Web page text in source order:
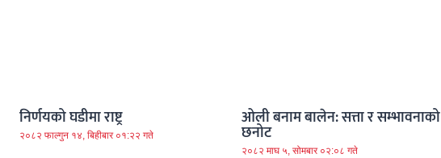
निर्णयको घडीमा राष्ट्र
२०८२ फाल्गुन १४, बिहीबार ०१:२२ गते
ओली बनाम बालेन: सत्ता र सम्भावनाको
छनोट
२०८२ माघ ५, सोमबार ०२:०८ गते